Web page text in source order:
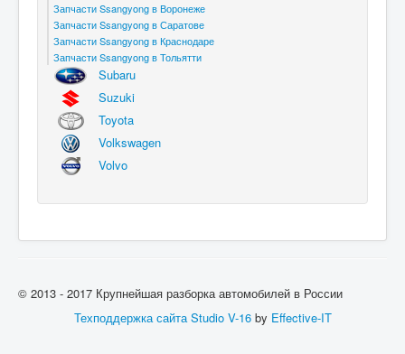
Запчасти Ssangyong в Воронеже
Запчасти Ssangyong в Саратове
Запчасти Ssangyong в Краснодаре
Запчасти Ssangyong в Тольятти
Subaru
Suzuki
Toyota
Volkswagen
Volvo
© 2013 - 2017 Крупнейшая разборка автомобилей в России
Техподдержка сайта Studio V-16by Effective-IT